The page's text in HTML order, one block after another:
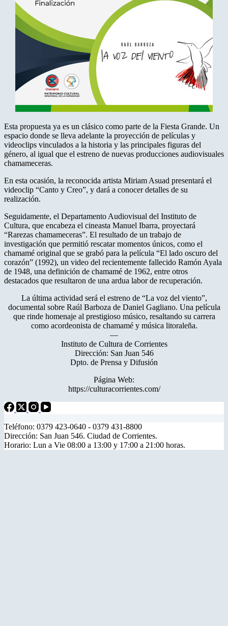
Esta propuesta ya es un clásico como parte de la Fiesta Grande. Un
espacio donde se lleva adelante la proyección de películas y
videoclips vinculados a la historia y las principales figuras del
género, al igual que el estreno de nuevas producciones audiovisuales
chamameceras.
En esta ocasión, la reconocida artista Miriam Asuad presentará el
videoclip “Canto y Creo”, y dará a conocer detalles de su
realización.
Seguidamente, el Departamento Audiovisual del Instituto de
Cultura, que encabeza el cineasta Manuel Ibarra, proyectará
“Rarezas chamameceras”. El resultado de un trabajo de
investigación que permitió rescatar momentos únicos, como el
chamamé original que se grabó para la película “El lado oscuro del
corazón” (1992), un video del recientemente fallecido Ramón Ayala
de 1948, una definición de chamamé de 1962, entre otros
destacados que resultaron de una ardua labor de recuperación.
La última actividad será el estreno de “La voz del viento”,
documental sobre Raúl Barboza de Daniel Gagliano. Una película
que rinde homenaje al prestigioso músico, resaltando su carrera
como acordeonista de chamamé y música litoraleña.
—
Instituto de Cultura de Corrientes
Dirección: San Juan 546
Dpto. de Prensa y Difusión
Página Web:
https://culturacorrientes.com/
Teléfono: 0379 423-0640 - 0379 431-8800
Dirección: San Juan 546. Ciudad de Corrientes.
Horario: Lun a Vie 08:00 a 13:00 y 17:00 a 21:00 horas.